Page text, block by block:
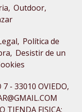
Outdoor,
Política de
Desistir de un
7 - 33010 OVIEDO,
TIENDA FISICA: